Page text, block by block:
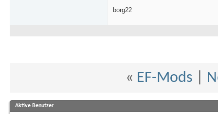
borg22
« EF-Mods
Aktive Benutzer